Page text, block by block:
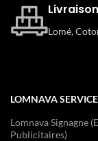
Lomé,
LOMNAVA
Lomnava Signagne
Publicitaires)